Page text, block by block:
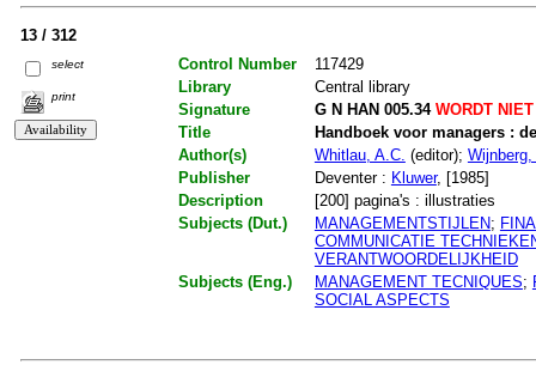
13 / 312
select
print
Control Number
117429
Library
Central library
Signature
G N HAN 005.34WORDT
Title
Handboek voor managers :
Author(s)
Whitlau, A.C. (editor);
Publisher
Deventer : Kluwer, [1985]
Description
[200] pagina's : illustraties
Subjects (Dut.)
MANAGEMENTSTIJLEN;
COMMUNICATIE
VERANTWOORDELIJKHEID
Subjects (Eng.)
MANAGEMENT TECNIQUES;
SOCIAL ASPECTS